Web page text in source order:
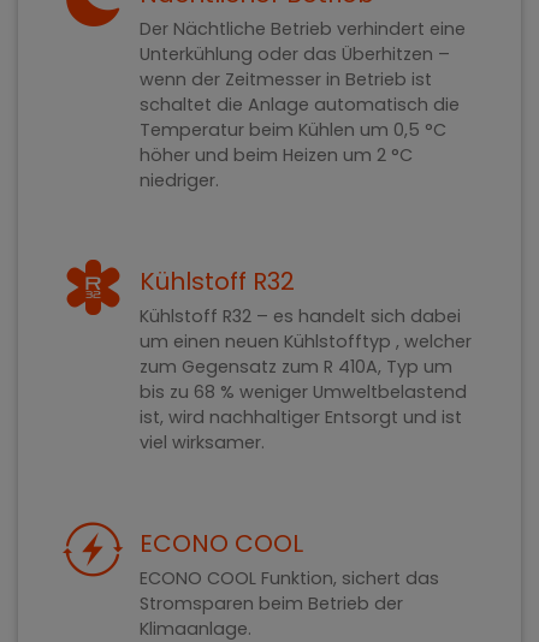
Der Nächtliche Betrieb verhindert eine
Unterkühlung oder das Überhitzen –
wenn der Zeitmesser in Betrieb ist
schaltet die Anlage automatisch die
Temperatur beim Kühlen um 0,5 °C
höher und beim Heizen um 2 °C
niedriger.
Kühlstoff R32
Kühlstoff R32 – es handelt sich dabei
um einen neuen Kühlstofftyp , welcher
zum Gegensatz zum R 410A, Typ um
bis zu 68 % weniger Umweltbelastend
ist, wird nachhaltiger Entsorgt und ist
viel wirksamer.
ECONO COOL
ECONO COOL Funktion, sichert das
Stromsparen beim Betrieb der
Klimaanlage.